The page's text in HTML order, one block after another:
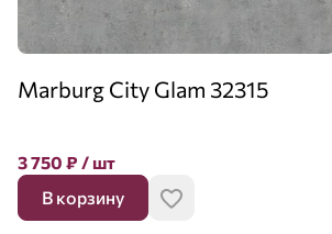
Marburg City Glam 32315
3 750 ₽ / шт
В корзину